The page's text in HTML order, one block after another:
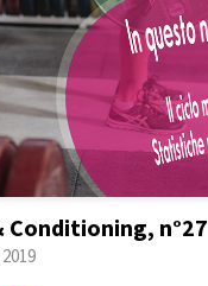
n°27